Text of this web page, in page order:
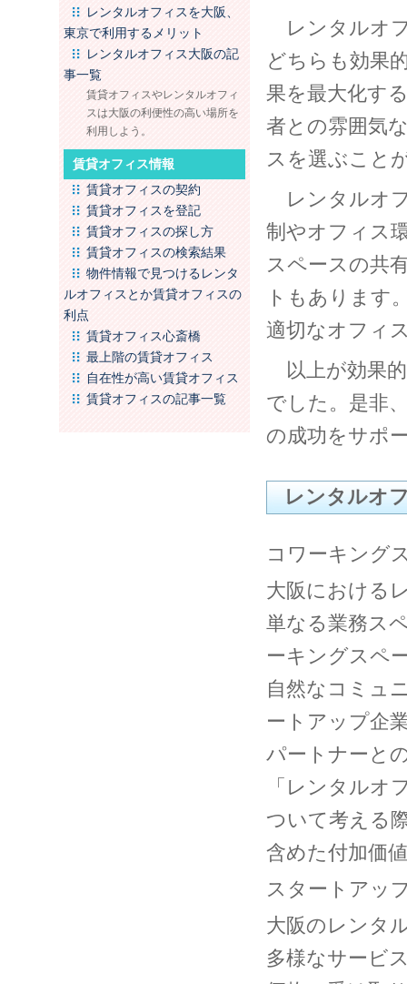
レンタルオフィスを大阪、
東京で利用するメリット
レンタルオフィス大阪の記
事一覧
賃貸オフィスやレンタルオフィ
スは大阪の利便性の高い場所を
利用しよう。
賃貸オフィス情報
賃貸オフィスの契約
賃貸オフィスを登記
賃貸オフィスの探し方
賃貸オフィスの検索結果
物件情報で見つけるレンタ
ルオフィスとか賃貸オフィスの
利点
賃貸オフィス心斎橋
最上階の賃貸オフィス
自在性が高い賃貸オフィス
賃貸オフィスの記事一覧
レンタルオ
どちらも効果
果を最大化す
者との雰囲気
スを選ぶこと
レンタルオ
制やオフィス
スペースの共
トもあります
適切なオフィ
以上が効果
でした。是非
の成功をサポ
レンタルオ
コワーキング
大阪における
単なる業務ス
ーキングスペ
自然なコミュ
ートアップ企
パートナーと
「レンタルオ
ついて考える
含めた付加価
スタートアッ
大阪のレンタ
多様なサービ